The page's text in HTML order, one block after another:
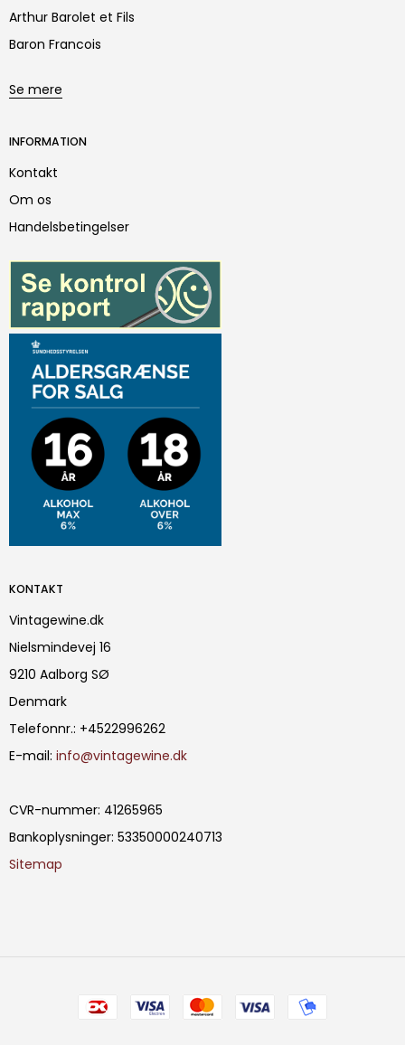
Arthur Barolet et Fils
Baron Francois
Se mere
INFORMATION
Kontakt
Om os
Handelsbetingelser
KONTAKT
Vintagewine.dk
Nielsmindevej 16
9210 Aalborg SØ
Denmark
Telefonnr.: +4522996262
E-mail: info@vintagewine.dk
CVR-nummer: 41265965
Bankoplysninger: 53350000240713
Sitemap